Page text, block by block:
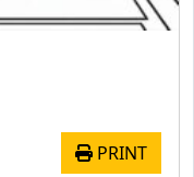
PRINT